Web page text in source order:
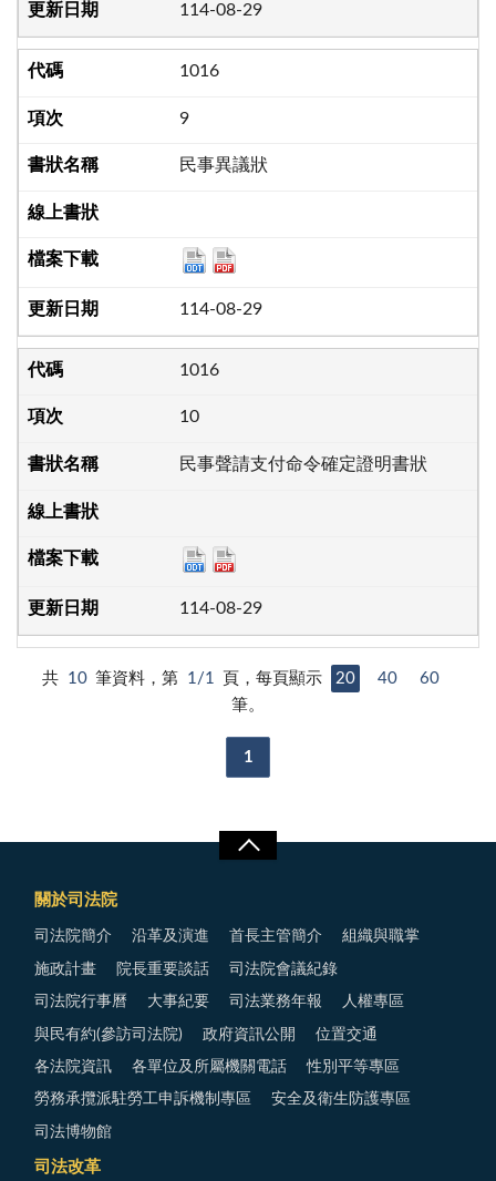
114-08-29
1016
9
民事異議狀
114-08-29
1016
10
民事聲請支付命令確定證明書狀
114-08-29
共 10 筆資料，第 1/1 頁，每頁顯示 20 40
60
筆。
1
關於司法院
司法院簡介 沿革及演進 首長主管簡介 組織與職掌
施政計畫 院長重要談話 司法院會議紀錄
司法院行事曆 大事紀要 司法業務年報 人權專區
與民有約(參訪司法院) 政府資訊公開 位置交通
各法院資訊 各單位及所屬機關電話 性別平等專區
勞務承攬派駐勞工申訴機制專區 安全及衛生防護專區
司法博物館
司法改革